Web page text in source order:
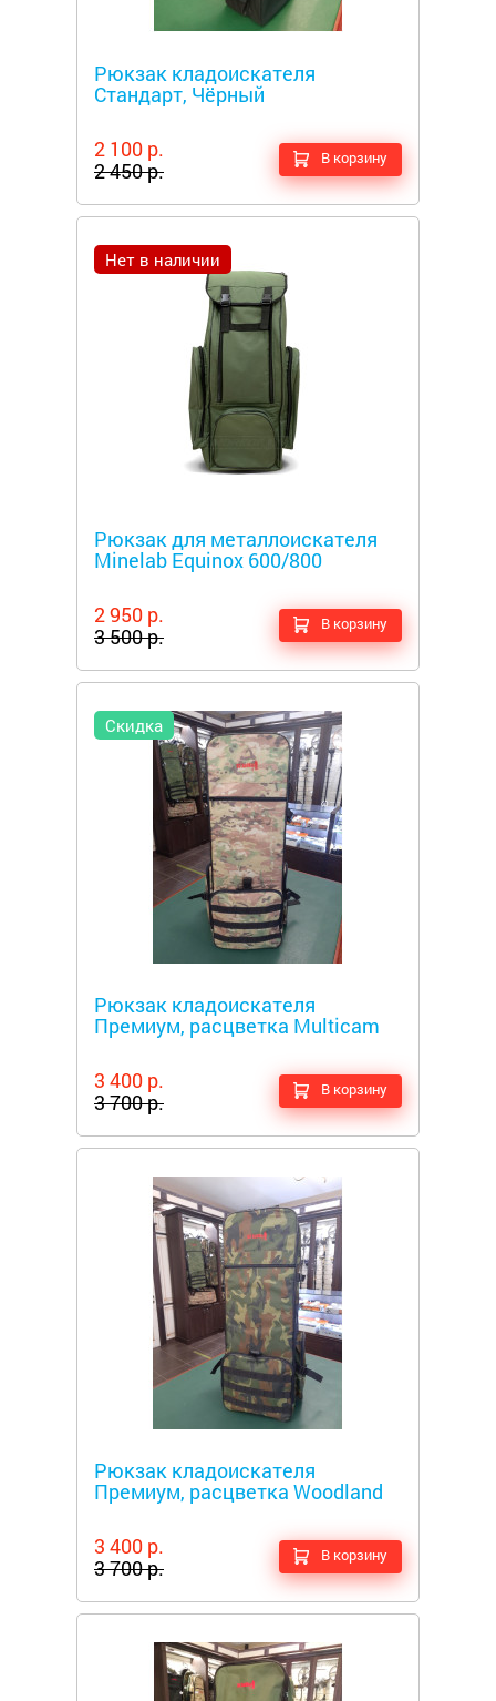
Рюкзак кладоискателя
Стандарт, Чёрный
2 100 р.
2 450 р.
В корзину
Нет в наличии
Рюкзак для металлоискателя
Minelab Equinox 600/800
2 950 р.
3 500 р.
В корзину
Скидка
Рюкзак кладоискателя
Премиум, расцветка Multicam
3 400 р.
3 700 р.
В корзину
Рюкзак кладоискателя
Премиум, расцветка Woodland
3 400 р.
3 700 р.
В корзину